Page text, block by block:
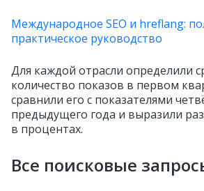
Международное SEO и hreflang:
практическое руководство
Для каждой отрасли определили
количество показов в первом
сравнили его с показателями
предыдущего года и выразили
в процентах.
Все поисковые